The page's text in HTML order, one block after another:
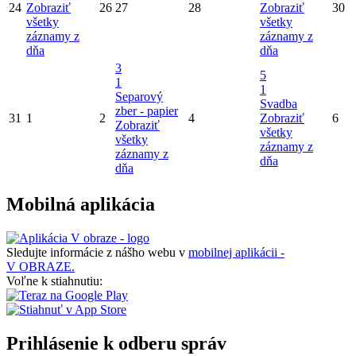
24 Zobraziť
všetky
záznamy z
dňa
26 27 28
Zobraziť
všetky
záznamy z
dňa
30
31 1 2
3
1
Separový
zber - papier
Zobraziť
všetky
záznamy z
dňa
4
5
1
Svadba
Zobraziť
všetky
záznamy z
dňa
6
Mobilná aplikácia
Sledujte informácie z nášho webu v mobilnej aplikácii -
V OBRAZE.
Voľne k stiahnutiu:
Prihlásenie k odberu správ